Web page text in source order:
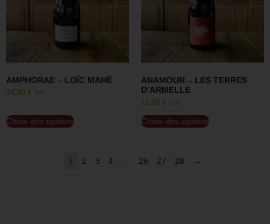
AMPHORAE – LOÏC MAHÉ
34,90 € TTC
Choix des options
ANAMOUR – LES TERRES
D’ARMELLE
11,00 € TTC
Choix des options
2 3 4 26 27 28 →